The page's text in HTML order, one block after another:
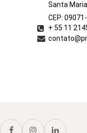
Santa
CEP:
+ 55 11